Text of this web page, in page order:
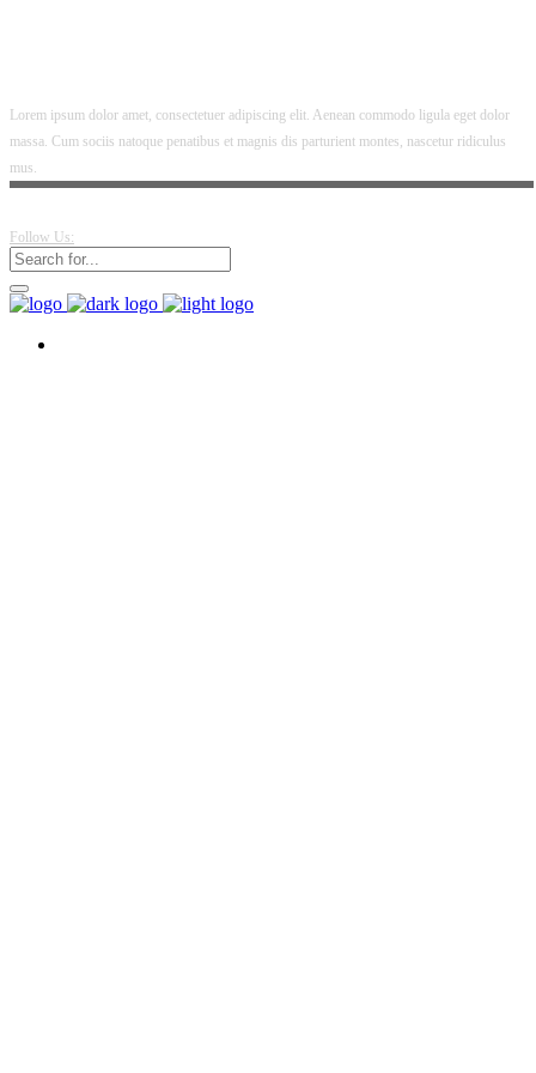
Lorem ipsum dolor amet, consectetuer adipiscing elit. Aenean commodo ligula eget dolor
massa. Cum sociis natoque penatibus et magnis dis parturient montes, nascetur ridiculus
mus.
Follow Us: